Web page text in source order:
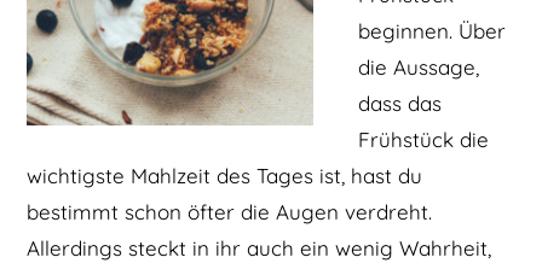
beginnen. Über
die Aussage,
dass das
Frühstück die
wichtigste Mahlzeit des Tages ist, hast du
bestimmt schon öfter die Augen verdreht.
Allerdings steckt in ihr auch ein wenig Wahrheit,